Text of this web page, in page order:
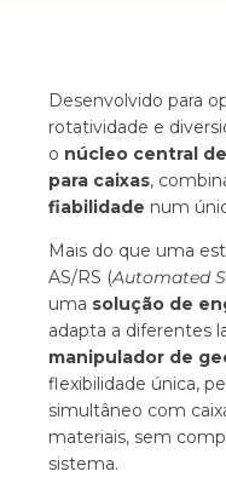
Desenvolvido para
rotatividade e
o núcleo central
para caixas,
fiabilidade num
Mais do que uma
AS/RS (Automated
uma solução de
adapta a diferentes
manipulador de
flexibilidade única,
simultâneo com
materiais, sem
sistema.